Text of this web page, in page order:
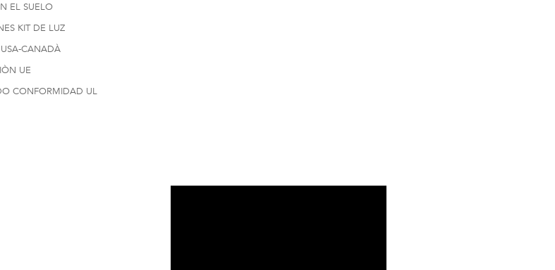
EL SUELO
KIT DE LUZ
CANADÀ
UE
CONFORMIDAD UL